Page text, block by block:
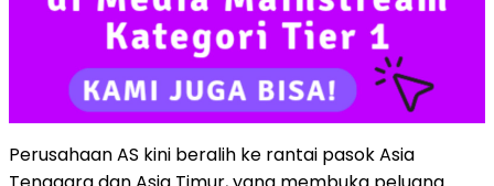
Perusahaan AS kini beralih ke rantai pasok Asia